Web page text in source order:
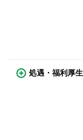
処遇・福利厚生